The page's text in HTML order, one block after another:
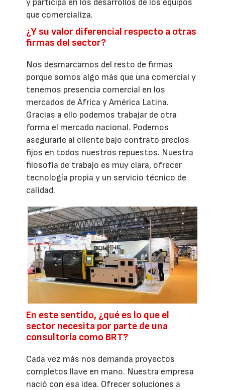
y participa en los desarrollos de los equipos
que comercializa.
¿Y su valor diferencial respecto a otras
firmas del sector?
Nos desmarcamos del resto de firmas
porque somos algo más que una comercial y
tenemos presencia comercial en los
mercados de África y América Latina.
Gracias a ello podemos trabajar de otra
forma el mercado nacional. Podemos
asegurarle al cliente bajo contrato precios
fijos en todos nuestros repuestos. Nuestra
filosofía de trabajo es muy clara, ofrecer
tecnología propia y un servicio técnico de
calidad.
En este sentido, ¿qué es lo que el
sector necesita por parte de una
consultoría como BRT?
Cada vez más nos demanda proyectos
completos llave en mano. Nuestra empresa
nació con esa idea. Ofrecer soluciones a